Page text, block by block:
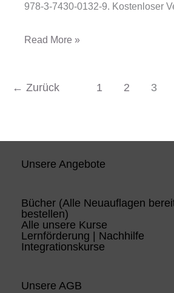
978-3-7430-0132-9. Kostenloser
Read More »
← Zurück 1 2 3
Unsere Angebote
Bücher (Alle Neuauflagen
bestellen)
Alle unsere Kurse
Lernförderung | Nachhilfe
Integrationskurse
Unsere AGB